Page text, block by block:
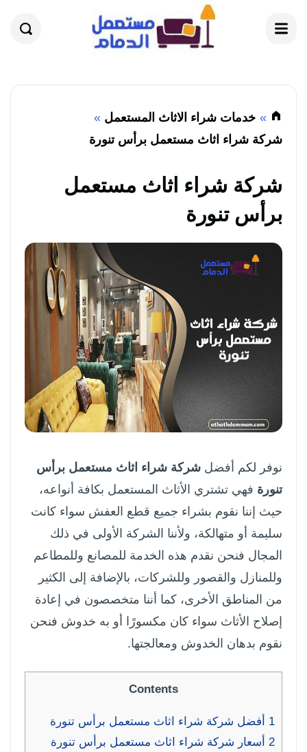
خدمات شراء الاثاث المستعمل
شركة شراء اثاث مستعمل برأس تنورة
شركة شراء اثاث مستعمل
برأس تنورة
نوفر لكم أفضل شركة شراء اثاث مستعمل برأس
تنورة فهي تشتري الأثاث المستعمل بكافة أنواعه،
حيث إننا نقوم بشراء جميع قطع العفش سواء كانت
سليمة أو متهالكة، ولأننا الشركة الأولى في ذلك
المجال فنحن نقدم هذه الخدمة للمصانع وللمطاعم
وللمنازل والقصور وللشركات، بالإضافة إلى الكثير
من المناطق الأخرى، كما أننا متخصصون في إعادة
إصلاح الأثاث سواء كان مكسورًا أو به خدوش فنحن
نقوم بدهان الخدوش ومعالجتها.
Contents
1 أفضل شركة شراء اثاث مستعمل برأس تنورة
2 أسعار شركة شراء اثاث مستعمل برأس تنورة